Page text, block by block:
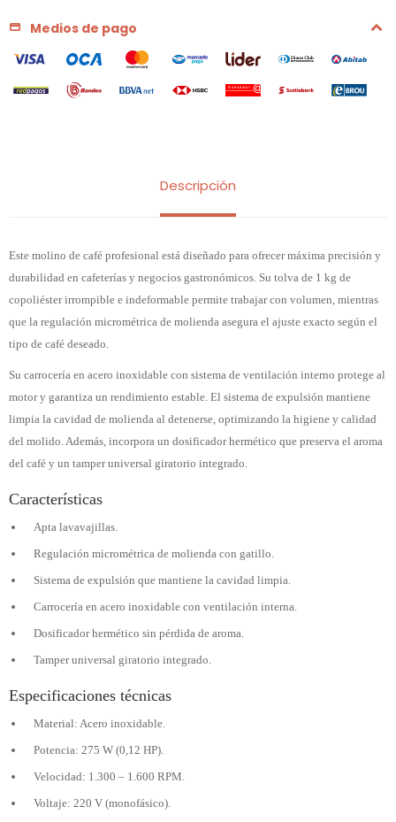
Medios de pago
Descripción
Este molino de café profesional está diseñado para ofrecer máxima precisión y
durabilidad en cafeterías y negocios gastronómicos. Su tolva de 1 kg de
copoliéster irrompible e indeformable permite trabajar con volumen, mientras
que la regulación micrométrica de molienda asegura el ajuste exacto según el
tipo de café deseado.
Su carrocería en acero inoxidable con sistema de ventilación interno protege al
motor y garantiza un rendimiento estable. El sistema de expulsión mantiene
limpia la cavidad de molienda al detenerse, optimizando la higiene y calidad
del molido. Además, incorpora un dosificador hermético que preserva el aroma
del café y un tamper universal giratorio integrado.
Características
Apta lavavajillas.
Regulación micrométrica de molienda con gatillo.
Sistema de expulsión que mantiene la cavidad limpia.
Carrocería en acero inoxidable con ventilación interna.
Dosificador hermético sin pérdida de aroma.
Tamper universal giratorio integrado.
Especificaciones técnicas
Material: Acero inoxidable.
Potencia: 275 W (0,12 HP).
Velocidad: 1.300 – 1.600 RPM.
Voltaje: 220 V (monofásico).